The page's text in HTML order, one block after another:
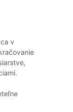
v